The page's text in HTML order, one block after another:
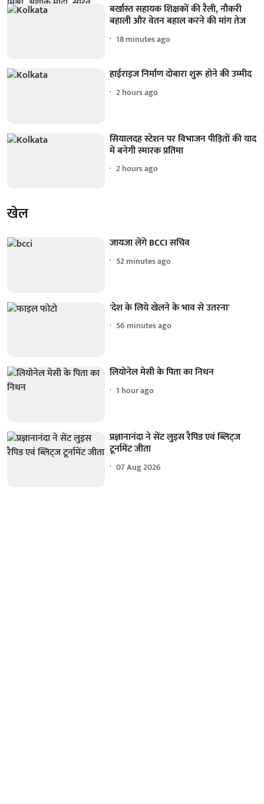
बर्खास्त सहायक शिक्षकों की रैली, नौकरी
बहाली और वेतन बहाल करने की मांग तेज
18 minutes ago
हाईराइज निर्माण दोबारा शुरू होने की उम्मीद
2 hours ago
सियालदह स्टेशन पर विभाजन पीड़ितों की याद
में बनेगी स्मारक प्रतिमा
2 hours ago
खेल
जायजा लेंगे BCCI सचिव
52 minutes ago
'देश के लिये खेलने के भाव से उतरना'
56 minutes ago
लियोनेल मेसी के पिता का निधन
1 hour ago
प्रज्ञानानंदा ने सेंट लुइस रैपिड एवं ब्लिट्ज
टूर्नामेंट जीता
07 Aug 2026